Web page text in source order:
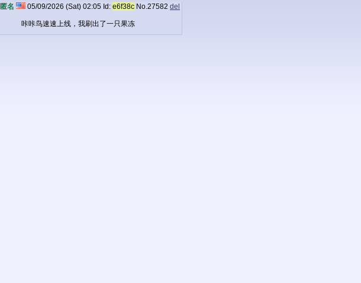
匿名 05/09/2026 (Sat) 02:05 Id: e6f38c No.27582 del
咔咔鸟速速上线，我刷出了一只果冻